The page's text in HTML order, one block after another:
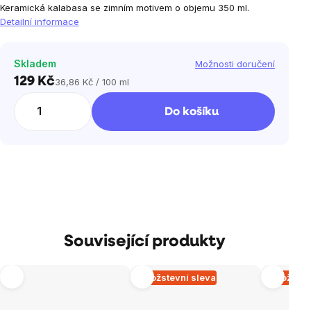
Keramická kalabasa se zimním motivem o objemu 350 ml.
Detailní informace
Skladem Možnosti doručení
129 KčMěrná
36,86 Kč / 100 ml
Do košíku
Související produkty
Množstevní sleva